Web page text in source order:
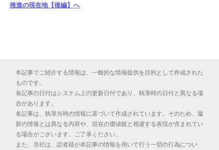
推進の現在地【後編】へ
本記事でご紹介する情報は、一般的な情報提供を目的として作成された
ものです。
各記事の日付はシステム上の更新日付であり、執筆時の日付と異なる場
合があります。
各記事は、執筆当時の情報に基づいて作成されています。そのため、最
新の情報とは異なる内容や、現在の価値観と相違する表現が含まれてい
る場合がございます。ご了承ください。
また、当社は、読者様が本記事の情報を用いて行う一切の行為につい